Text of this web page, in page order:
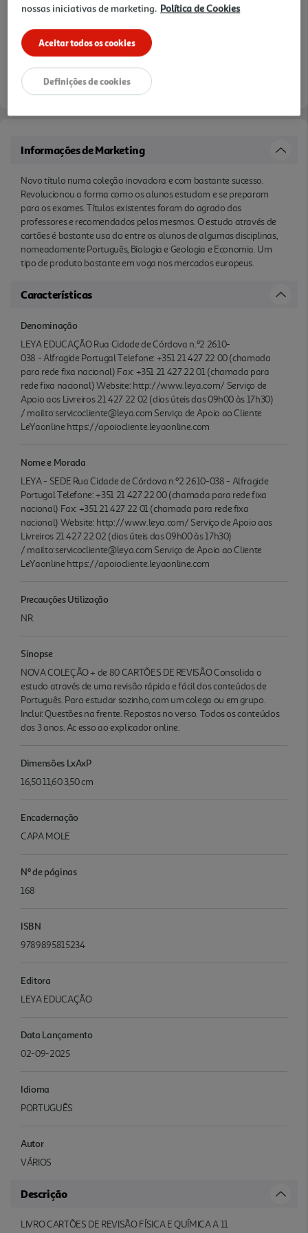
Informações de Marketing
Novo título numa coleção inovadora e com bastante sucesso.
Revolucionou a forma como os alunos estudam e se preparam
para os exames. Títulos existentes foram do agrado dos
professores e recomendados pelos mesmos. O estudo através de
cartões é bastante usa do entre os alunos de algumas disciplinas,
nomeadamente Português, Biologia e Geologia e Economia. Um
tipo de produto bastante em voga nos mercados europeus.
Características
Denominação
LEYA EDUCAÇÃO Rua Cidade de Córdova n.º2 2610-
038 - Alfragide Portugal Telefone: +351 21 427 22 00 (chamada
para rede fixa nacional) Fax: +351 21 427 22 01 (chamada para
rede fixa nacional) Website: http://www.leya.com/ Serviço de
Apoio aos Livreiros 21 427 22 02 (dias úteis das 09h00 às 17h30)
/ mailto:servicocliente@leya.com Serviço de Apoio ao Cliente
LeYaonline https://apoiocliente.leyaonline.com
Nome e Morada
LEYA - SEDE Rua Cidade de Córdova n.º2 2610-038 - Alfragide
Portugal Telefone: +351 21 427 22 00 (chamada para rede fixa
nacional) Fax: +351 21 427 22 01 (chamada para rede fixa
nacional) Website: http://www.leya.com/ Serviço de Apoio aos
Livreiros 21 427 22 02 (dias úteis das 09h00 às 17h30)
/ mailto:servicocliente@leya.com Serviço de Apoio ao Cliente
LeYaonline https://apoiocliente.leyaonline.com
Precauções Utilização
NR.
Sinopse
NOVA COLEÇÃO + de 80 CARTÕES DE REVISÃO Consolida o
estudo através de uma revisão rápida e fácil dos conteúdos de
Português. Para estudar sozinho, com um colega ou em grupo.
Inclui: Questões na frente. Repostas no verso. Todos os conteúdos
dos 3 anos. Ac esso ao explicador online.
Dimensões LxAxP
16,50 11,60 3,50 cm
Encadernação
CAPA MOLE
Nº de páginas
168
ISBN
9789895815234
Editora
LEYA EDUCAÇÃO
Data Lançamento
02-09-2025
Idioma
PORTUGUÊS
Autor
VÁRIOS
Descrição
LIVRO CARTÕES DE REVISÃO FÍSICA E QUÍMICA A 11
nossas iniciativas de marketing. Política de Cookies
Aceitar todos os cookies
Definições de cookies